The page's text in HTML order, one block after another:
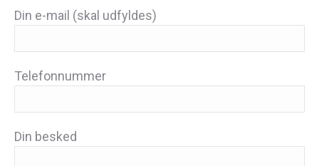
Din e-mail (skal udfyldes)
Telefonnummer
Din besked